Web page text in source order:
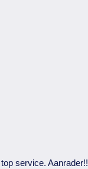
service. Aanrader!!